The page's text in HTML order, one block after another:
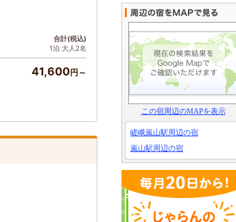
合計(税込)
1泊 大人2名
41,600円～
この宿周辺のMAPを表示
嵯峨嵐山駅周辺の宿
嵐山駅周辺の宿